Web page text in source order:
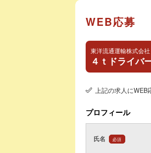
WEB応募
東洋流通運輸株式会
４ｔドライバ
上記の求人にWEB
プロフィール
氏名 必須